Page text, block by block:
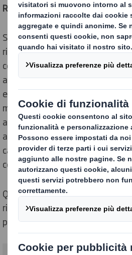
Riduzione dell’emissione di CO2
Siamo riusciti a ridurre dell’11%
rispetto ai dati registrati nel
comparabile) garantendo la
agli impianti responsabili del
energetici. Questo standard
mondiale ci consente di
al monitoraggio dei progressi e
assicurando al contempo
cambiamento sistematico del
consapevolezza in tutta
Questo risultato fa parte di un
ridurre le emissioni di CO2 del
produzione entro il 2030.